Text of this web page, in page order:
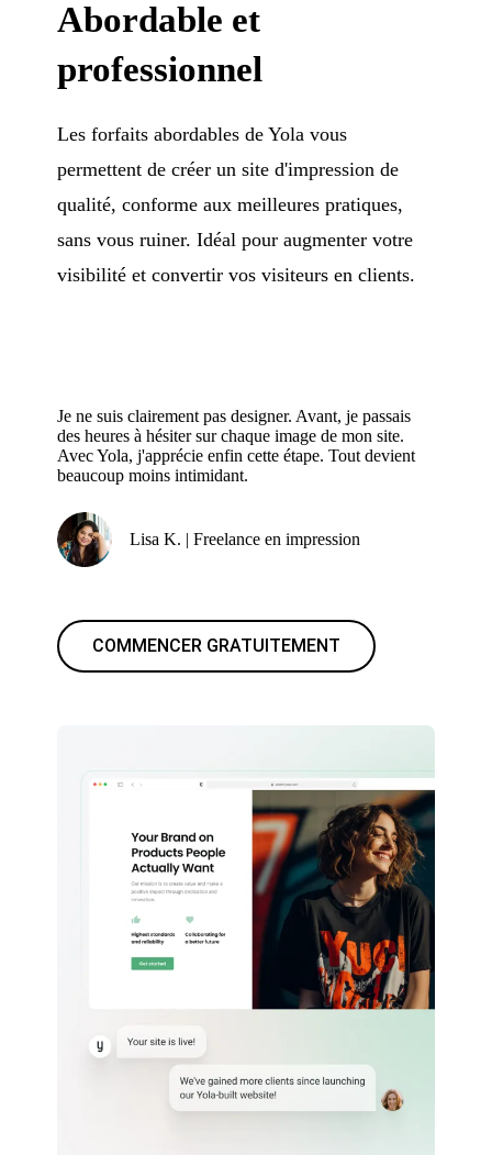
Abordable et
professionnel
Les forfaits abordables de Yola vous
permettent de créer un site d'impression de
qualité, conforme aux meilleures pratiques,
sans vous ruiner. Idéal pour augmenter votre
visibilité et convertir vos visiteurs en clients.
Je ne suis clairement pas designer. Avant, je passais
des heures à hésiter sur chaque image de mon site.
Avec Yola, j'apprécie enfin cette étape. Tout devient
beaucoup moins intimidant.
Lisa K. | Freelance en impression
COMMENCER GRATUITEMENT